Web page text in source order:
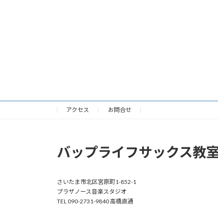
アクセス お問合せ
バップライフサックス教
さいたま市北区宮原町1-852-1
プラザノース音楽スタジオ
TEL 090-2731-9840 高橋直通